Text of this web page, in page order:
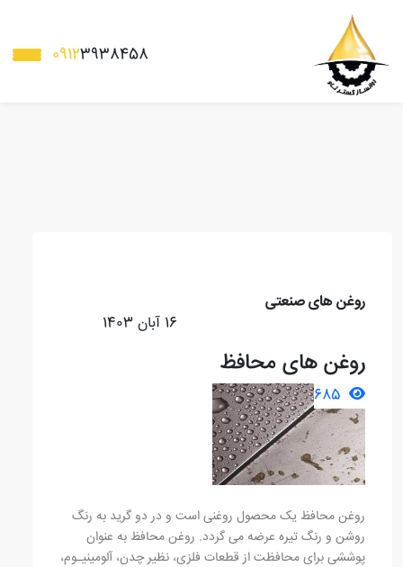
09123938458
روغن های صنعتی
16 آبان 1403
روغن های محافظ
روغن محافظ یک محصول روغنی است و در دو گرید به رنگ
روشن و رنگ تیره عرضه می گردد. روغن محافظ به عنوان
پوششی برای محافظت از قطعات فلزی، نظیر چدن، آلومینیـوم،